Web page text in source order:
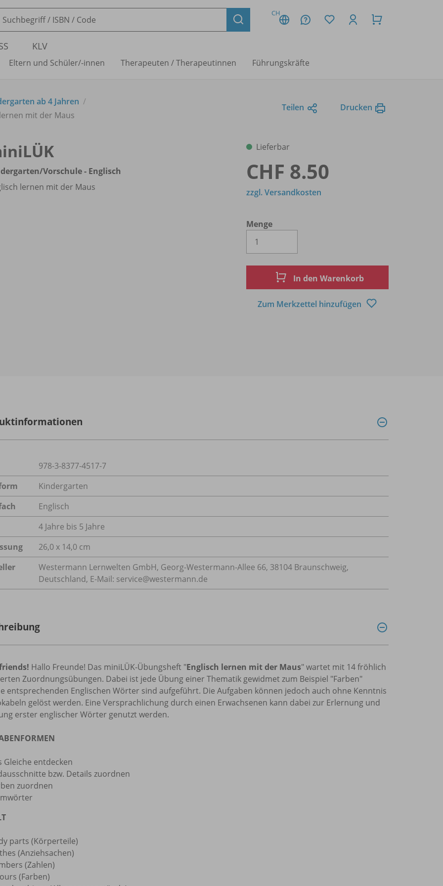
CH
KLV
Eltern und Schüler/-innen Therapeuten /Therapeutinnen Führungskräfte
ab 4 Jahren
mit der Maus
Teilen Drucken
Vorschule - Englisch
lernen mit der Maus
Lieferbar
CHF 8.50
Menge
zzgl. Versandkosten
In den Warenkorb
Zum Merkzettel hinzufügen
978-3-8377-4517-7
Kindergarten
Englisch
4 Jahre bis 5 Jahre
26,0 x 14,0 cm
Westermann Lernwelten GmbH, Georg-Westermann-Allee 66, 38104 Braunschweig,
Deutschland, E-Mail: service@westermann.de
Hallo Freunde! Das miniLÜK-Übungsheft "Englisch lernen mit der Maus" wartet mit 14 fröhlich
Zuordnungsübungen. Dabei ist jede Übung einer Thematik gewidmet zum Beispiel "Farben"
entsprechenden Englischen Wörter sind aufgeführt. Die Aufgaben können jedoch auch ohne Kenntnis
gelöst werden. Eine Versprachlichung durch einen Erwachsenen kann dabei zur Erlernung und
erster englischer Wörter genutzt werden.
Gleiche entdecken
bzw. Details zuordnen
zuordnen
parts (Körperteile)
(Anziehsachen)
(Zahlen)
(Farben)